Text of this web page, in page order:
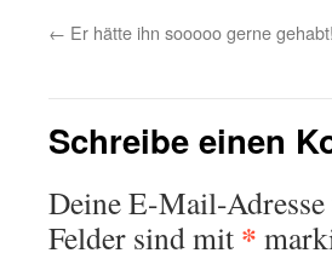
← Er hätte ihn sooooo gerne gehabt!
Schreibe einen
Deine E-Mail-
Felder sind mit *